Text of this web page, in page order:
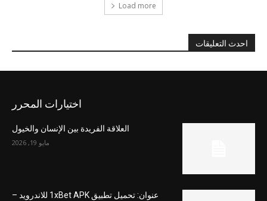
Load more
احدث التعليقات
اختيارات المحرر
العلاقة الفريدة بين الإنسان والخيول
مايو 19, 2026
عنوان: تحميل تطبيق 1xBet APK للاندرويد –